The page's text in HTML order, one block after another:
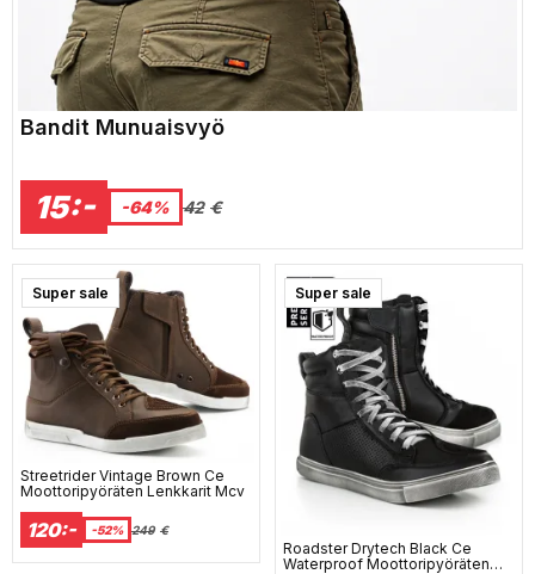
Bandit Munuaisvyö
15:- -64% 42 €
Super sale
Streetrider Vintage Brown Ce
Moottoripyöräten Lenkkarit Mcv
120:- -52% 249 €
Super sale
Roadster Drytech Black Ce
Waterproof Moottoripyöräten